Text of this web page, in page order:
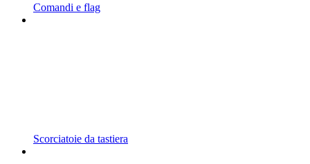
Comandi e flag
Scorciatoie da tastiera